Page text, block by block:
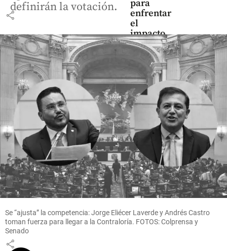
share
para
enfrentar
el
impacto
Economía
Ecopetrol
avanza en
la compra
de Brava
tras
adquirir
cerca del
sus
acciones
share
definirán la votación.
Se “ajusta” la competencia: Jorge Eliécer Laverde y Andrés Castro
toman fuerza para llegar a la Contraloría. FOTOS: Colprensa y
Senado